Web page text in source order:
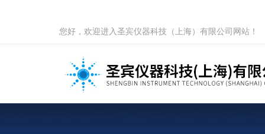
您好，欢迎进入圣宾仪器科技（上海）有限公司网站！